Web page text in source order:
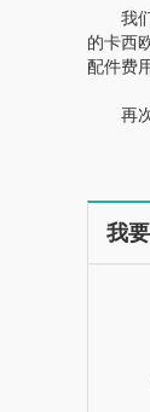
我们
的卡西
配件费
再次
我